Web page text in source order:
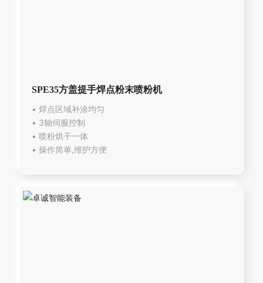
SPE35方盖提手焊点粉末喷粉机
• 焊点区域补涂均匀
• 3轴伺服控制
• 喷粉烘干一体